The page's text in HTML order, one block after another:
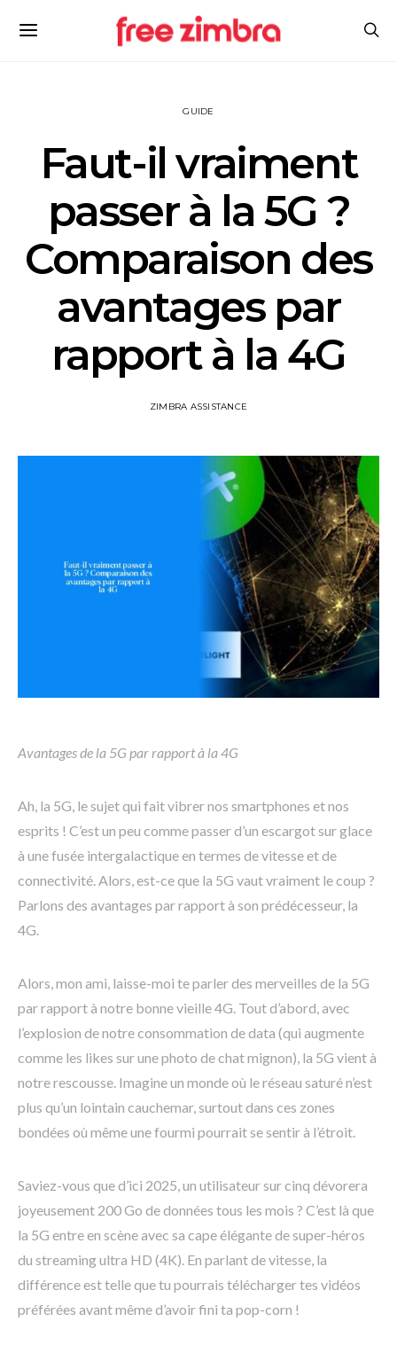
GUIDE
Faut-il vraiment
passer à la 5G ?
Comparaison des
avantages par
rapport à la 4G
ZIMBRA ASSISTANCE
Avantages de la 5G par rapport à la 4G
Ah, la 5G, le sujet qui fait vibrer nos smartphones et nos
esprits ! C’est un peu comme passer d’un escargot sur glace
à une fusée intergalactique en termes de vitesse et de
connectivité. Alors, est-ce que la 5G vaut vraiment le coup ?
Parlons des avantages par rapport à son prédécesseur, la
4G.
Alors, mon ami, laisse-moi te parler des merveilles de la 5G
par rapport à notre bonne vieille 4G. Tout d’abord, avec
l’explosion de notre consommation de data (qui augmente
comme les likes sur une photo de chat mignon), la 5G vient à
notre rescousse. Imagine un monde où le réseau saturé n’est
plus qu’un lointain cauchemar, surtout dans ces zones
bondées où même une fourmi pourrait se sentir à l’étroit.
Saviez-vous que d’ici 2025, un utilisateur sur cinq dévorera
joyeusement 200 Go de données tous les mois ? C’est là que
la 5G entre en scène avec sa cape élégante de super-héros
du streaming ultra HD (4K). En parlant de vitesse, la
différence est telle que tu pourrais télécharger tes vidéos
préférées avant même d’avoir fini ta pop-corn !